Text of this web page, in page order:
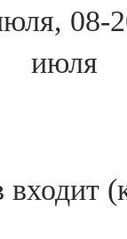
08-
июля